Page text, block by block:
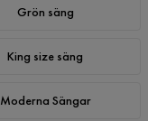
Grön säng
King size säng
Moderna Sängar